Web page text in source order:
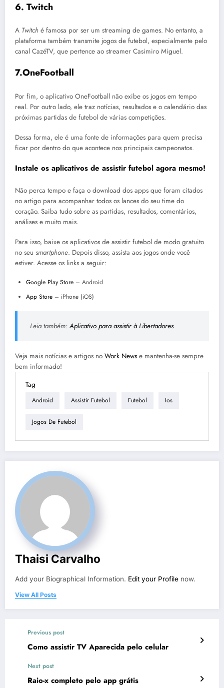
6. Twitch
A Twitch é famosa por ser um streaming de games. No entanto, a
plataforma também transmite jogos de futebol, especialmente pelo
canal CazéTV, que pertence ao streamer Casimiro Miguel.
7.OneFootball
Por fim, o aplicativo OneFootball não exibe os jogos em tempo
real. Por outro lado, ele traz notícias, resultados e o calendário das
próximas partidas de futebol de várias competições.
Dessa forma, ele é uma fonte de informações para quem precisa
ficar por dentro do que acontece nos principais campeonatos.
Instale os aplicativos de assistir futebol agora mesmo!
Não perca tempo e faça o download dos apps que foram citados
no artigo para acompanhar todos os lances do seu time do
coração. Saiba tudo sobre as partidas, resultados, comentários,
análises e muito mais.
Para isso, baixe os aplicativos de assistir futebol de modo gratuito
no seu smartphone. Depois disso, assista aos jogos onde você
estiver. Acesse os links a seguir:
Google Play Store – Android
App Store – iPhone (iOS)
Leia também:Aplicativo para assistir à Libertadores
Veja mais notícias e artigos no Work News e mantenha-se sempre
bem informado!
Tag
Android Assistir Futebol Futebol Ios
Jogos De Futebol
Thaisi Carvalho
Add your Biographical Information. Edit your Profile now.
View All Posts
Previous post
Como assistir TV Aparecida pelo celular
Next post
Raio-x completo pelo app grátis